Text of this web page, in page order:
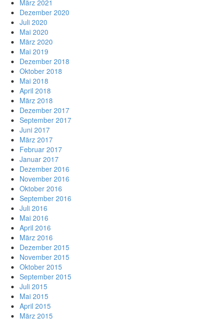
März 2021
Dezember 2020
Juli 2020
Mai 2020
März 2020
Mai 2019
Dezember 2018
Oktober 2018
Mai 2018
April 2018
März 2018
Dezember 2017
September 2017
Juni 2017
März 2017
Februar 2017
Januar 2017
Dezember 2016
November 2016
Oktober 2016
September 2016
Juli 2016
Mai 2016
April 2016
März 2016
Dezember 2015
November 2015
Oktober 2015
September 2015
Juli 2015
Mai 2015
April 2015
März 2015